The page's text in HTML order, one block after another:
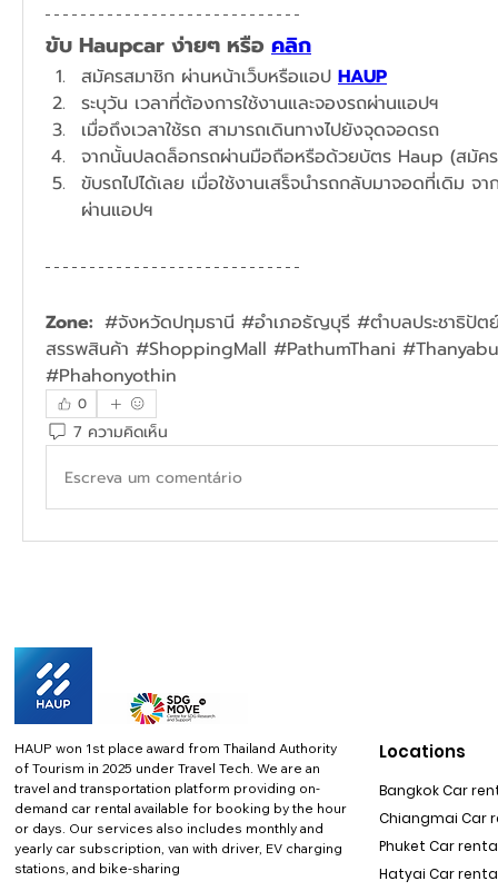
ขับ Haupcar ง่ายๆ หรือ คลิก
สมัครสมาชิก ผ่านหน้าเว็บหรือแอป HAUP
ระบุวัน เวลาที่ต้องการใช้งานและจองรถผ่านแอปฯ​
เมื่อถึงเวลาใช้รถ สามารถเดินทางไปยังจุดจอดรถ
จากนั้นปลดล็อกรถผ่านมือถือหรือด้วยบัตร Haup (สมัค
ขับรถไปได้เลย เมื่อใช้งานเสร็จนำรถกลับมาจอดที่เดิม
ผ่านแอปฯ
Zone: #จังหวัดปทุมธานี #อำเภอธัญบุรี #ตำบลประชาธิปั
สรรพสินค้า #ShoppingMall #PathumThani
#Phahonyothin
0
7 ความคิดเห็น
Escreva um comentário
HAUP won 1st place award from Thailand Authority
of Tourism in 2025 under Travel Tech. We are an
travel and transportation platform providing on-
demand car rental available for booking by the hour
or days. Our services also includes monthly and
yearly car subscription, van with driver, EV charging
stations, and bike-sharing
Locations
Bangkok Car
Chiangmai Car
Phuket Car rental
Hatyai Car